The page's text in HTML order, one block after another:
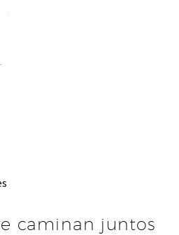
caminan juntos